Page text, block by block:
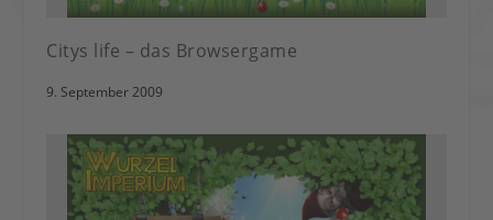
Citys life – das Browsergame
9. September 2009